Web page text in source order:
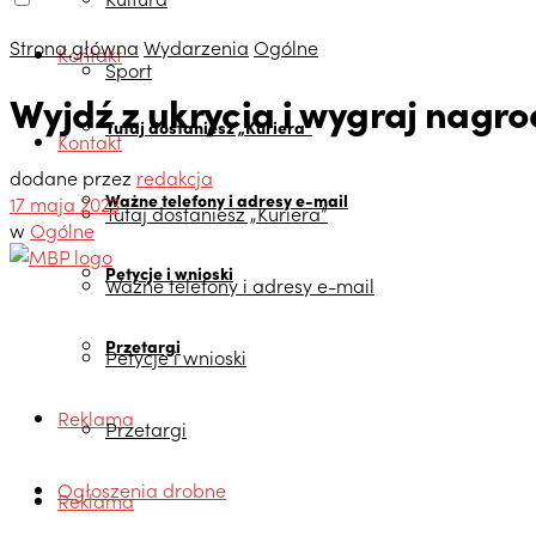
Kontakt
Tutaj dostaniesz „Kuriera”
Ważne telefony i adresy e-mail
Petycje i wnioski
Przetargi
Reklama
Ogłoszenia drobne
Sport
Kontakt
Tutaj dostaniesz „Kuriera”
Ważne telefony i adresy e-mail
Petycje i wnioski
Przetargi
Reklama
Strona główna Wydarzenia Ogólne
Wyjdź z ukrycia i wygraj
dodane przez redakcja
17 maja 2023
wOgólne